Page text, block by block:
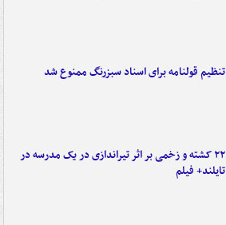
تنظیم قولنامه برای اسناد سبزرنگ ممنوع شد
۲۲ کشته و زخمی بر اثر تیراندازی در یک مدرسه در
تایلند+ فیلم